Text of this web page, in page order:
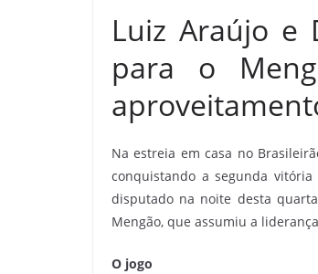
Luiz Araújo e
para o
Na estreia em casa no
conquistando a segunda
disputado na noite desta
Mengão, que assumiu a
O jogo